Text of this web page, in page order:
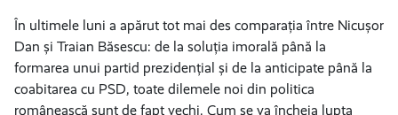
În ultimele luni a apărut tot mai des comparația între Nicușor
Dan și Traian Băsescu: de la soluția imorală până la
formarea unui partid prezidențial și de la anticipate până la
coabitarea cu PSD, toate dilemele noi din politica
românească sunt de fapt vechi. Cum se va încheia lupta